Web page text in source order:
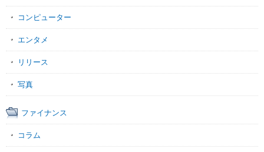
コンピューター
エンタメ
リリース
写真
ファイナンス
コラム